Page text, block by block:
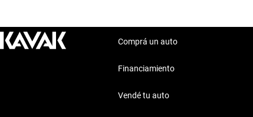
Comprá un auto
Financiamiento
Vendé tu auto